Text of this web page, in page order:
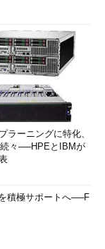
ラーニングに特化、
々──HPEとIBMが
積極サポートへ──F